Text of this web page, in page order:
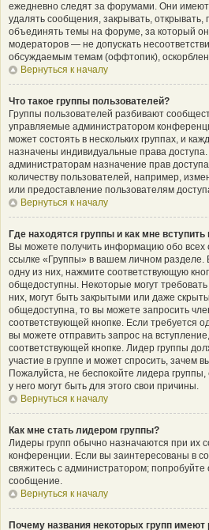
ежедневно следят за форумами. Они имеют
удалять сообщения, закрывать, открывать,
объединять темы на форуме, за который
модераторов — не допускать
обсуждаемым темам (оффтопик),
Вернуться к началу
Что такое группы пользователей?
Группы пользователей разбивают
управляемые администратором
может состоять в нескольких группах, и
назначены индивидуальные права доступа.
администраторам назначение прав
количеству пользователей, например,
или предоставление пользователям
Вернуться к началу
Где находятся группы и как мне вступить
Вы можете получить информацию обо всех
ссылке «Группы» в вашем личном разделе.
одну из них, нажмите соответствующую
общедоступны. Некоторые могут
них, могут быть закрытыми или даже
общедоступна, то вы можете запросить
соответствующей кнопке. Если требуется
вы можете отправить запрос на
соответствующей кнопке. Лидер группы
участие в группе и может спросить, зачем
Пожалуйста, не беспокойте лидера
у него могут быть для этого свои причины.
Вернуться к началу
Как мне стать лидером группы?
Лидеры групп обычно назначаются при их
конференции. Если вы заинтересованы в
свяжитесь с администратором; попробуйте
сообщение.
Вернуться к началу
Почему названия некоторых групп имеют